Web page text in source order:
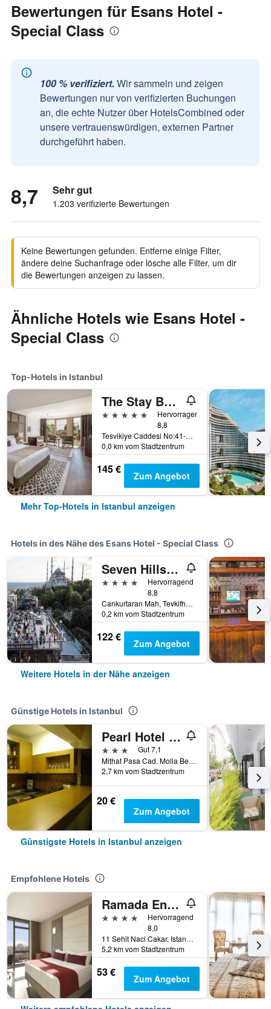
Bewertungen für Esans Hotel -
Special Class
100 % verifiziert. Wir sammeln und zeigen
Bewertungen nur von verifizierten Buchungen
an, die echte Nutzer über HotelsCombined oder
unsere vertrauenswürdigen, externen Partner
durchgeführt haben.
8,7 Sehr gut
1.203 verifizierte Bewertungen
Keine Bewertungen gefunden. Entferne einige Filter,
ändere deine Suchanfrage oder lösche alle Filter, um dir
die Bewertungen anzeigen zu lassen.
Ähnliche Hotels wie Esans Hotel -
Special Class
Top-Hotels in Istanbul
The Stay Boulevard Nisantasi
5 Sterne
Hervorragend
8,8
Tesvikiye Caddesi No:41-41A Nisantasi, Istanbul, Türkei
0,0 km vom Stadtzentrum
145 € Zum Angebot
Mehr Top-Hotels in Istanbul anzeigen
Hotels in des Nähe des Esans Hotel - Special Class
Seven Hills Hotel
4 Sterne
Hervorragend
8,8
Cankurtaran Mah, Tevkifhane Sok. No:8, 8, Istanbul, Türkei
0,2 km vom Stadtzentrum
122 € Zum Angebot
Weitere Hotels in der Nähe anzeigen
Günstige Hotels in Istanbul
Pearl Hotel Istanbul
3 Sterne
Gut 7,1
Mithat Pasa Cad. Molla Bey Sok.No:10, Beyazit, Istanbul, Türkei
2,7 km vom Stadtzentrum
20 €
Zum Angebot
Günstigste Hotels in Istanbul anzeigen
Empfohlene Hotels
Ramada Encore by Wyndham Istanbul Bayrampasa
4 Sterne
Hervorragend
8,0
11 Sehit Naci Cakar, Istanbul, Türkei
5,2 km vom Stadtzentrum
53 € Zum Angebot